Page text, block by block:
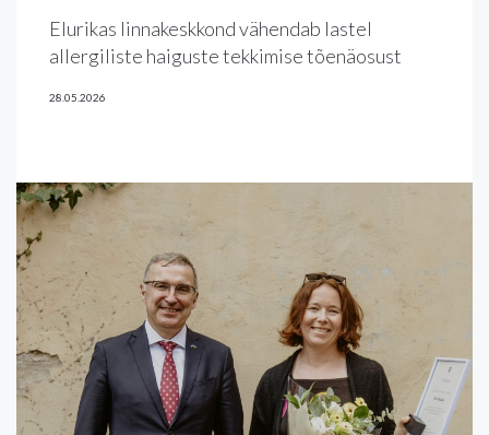
Elurikas linnakeskkond vähendab lastel
allergiliste haiguste tekkimise tõenäosust
28.05.2026